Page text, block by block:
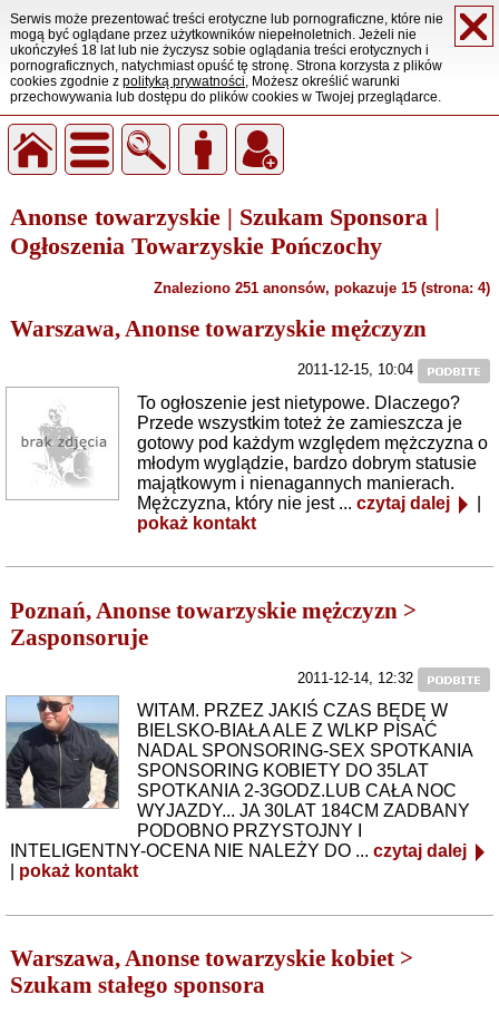
Serwis może prezentować treści erotyczne lub pornograficzne, które nie
mogą być oglądane przez użytkowników niepełnoletnich. Jeżeli nie
ukończyłeś 18 lat lub nie życzysz sobie oglądania treści erotycznych i
pornograficznych, natychmiast opuść tę stronę. Strona korzysta z plików
cookies zgodnie z polityką prywatności, Możesz określić warunki
przechowywania lub dostępu do plików cookies w Twojej przeglądarce.
Anonse towarzyskie | Szukam Sponsora |
Ogłoszenia Towarzyskie Pończochy
Znaleziono 251 anonsów, pokazuje 15 (strona: 4)
Warszawa, Anonse towarzyskie mężczyzn
2011-12-15, 10:04
To ogłoszenie jest nietypowe. Dlaczego?
Przede wszystkim toteż że zamieszcza je
gotowy pod każdym względem mężczyzna o
młodym wyglądzie, bardzo dobrym statusie
majątkowym i nienagannych manierach.
Mężczyzna, który nie jest ... czytaj dalej
pokaż kontakt
Poznań, Anonse towarzyskie mężczyzn >
Zasponsoruje
2011-12-14, 12:32
WITAM. PRZEZ JAKIŚ CZAS BĘDĘ W
BIELSKO-BIAŁA ALE Z WLKP PISAĆ
NADAL SPONSORING-SEX SPOTKANIA
SPONSORING KOBIETY DO 35LAT
SPOTKANIA 2-3GODZ.LUB CAŁA NOC
WYJAZDY... JA 30LAT 184CM ZADBANY
PODOBNO PRZYSTOJNY I
INTELIGENTNY-OCENA NIE NALEŻY DO ... czytaj dalej
pokaż kontakt
Warszawa, Anonse towarzyskie kobiet >
Szukam stałego sponsora